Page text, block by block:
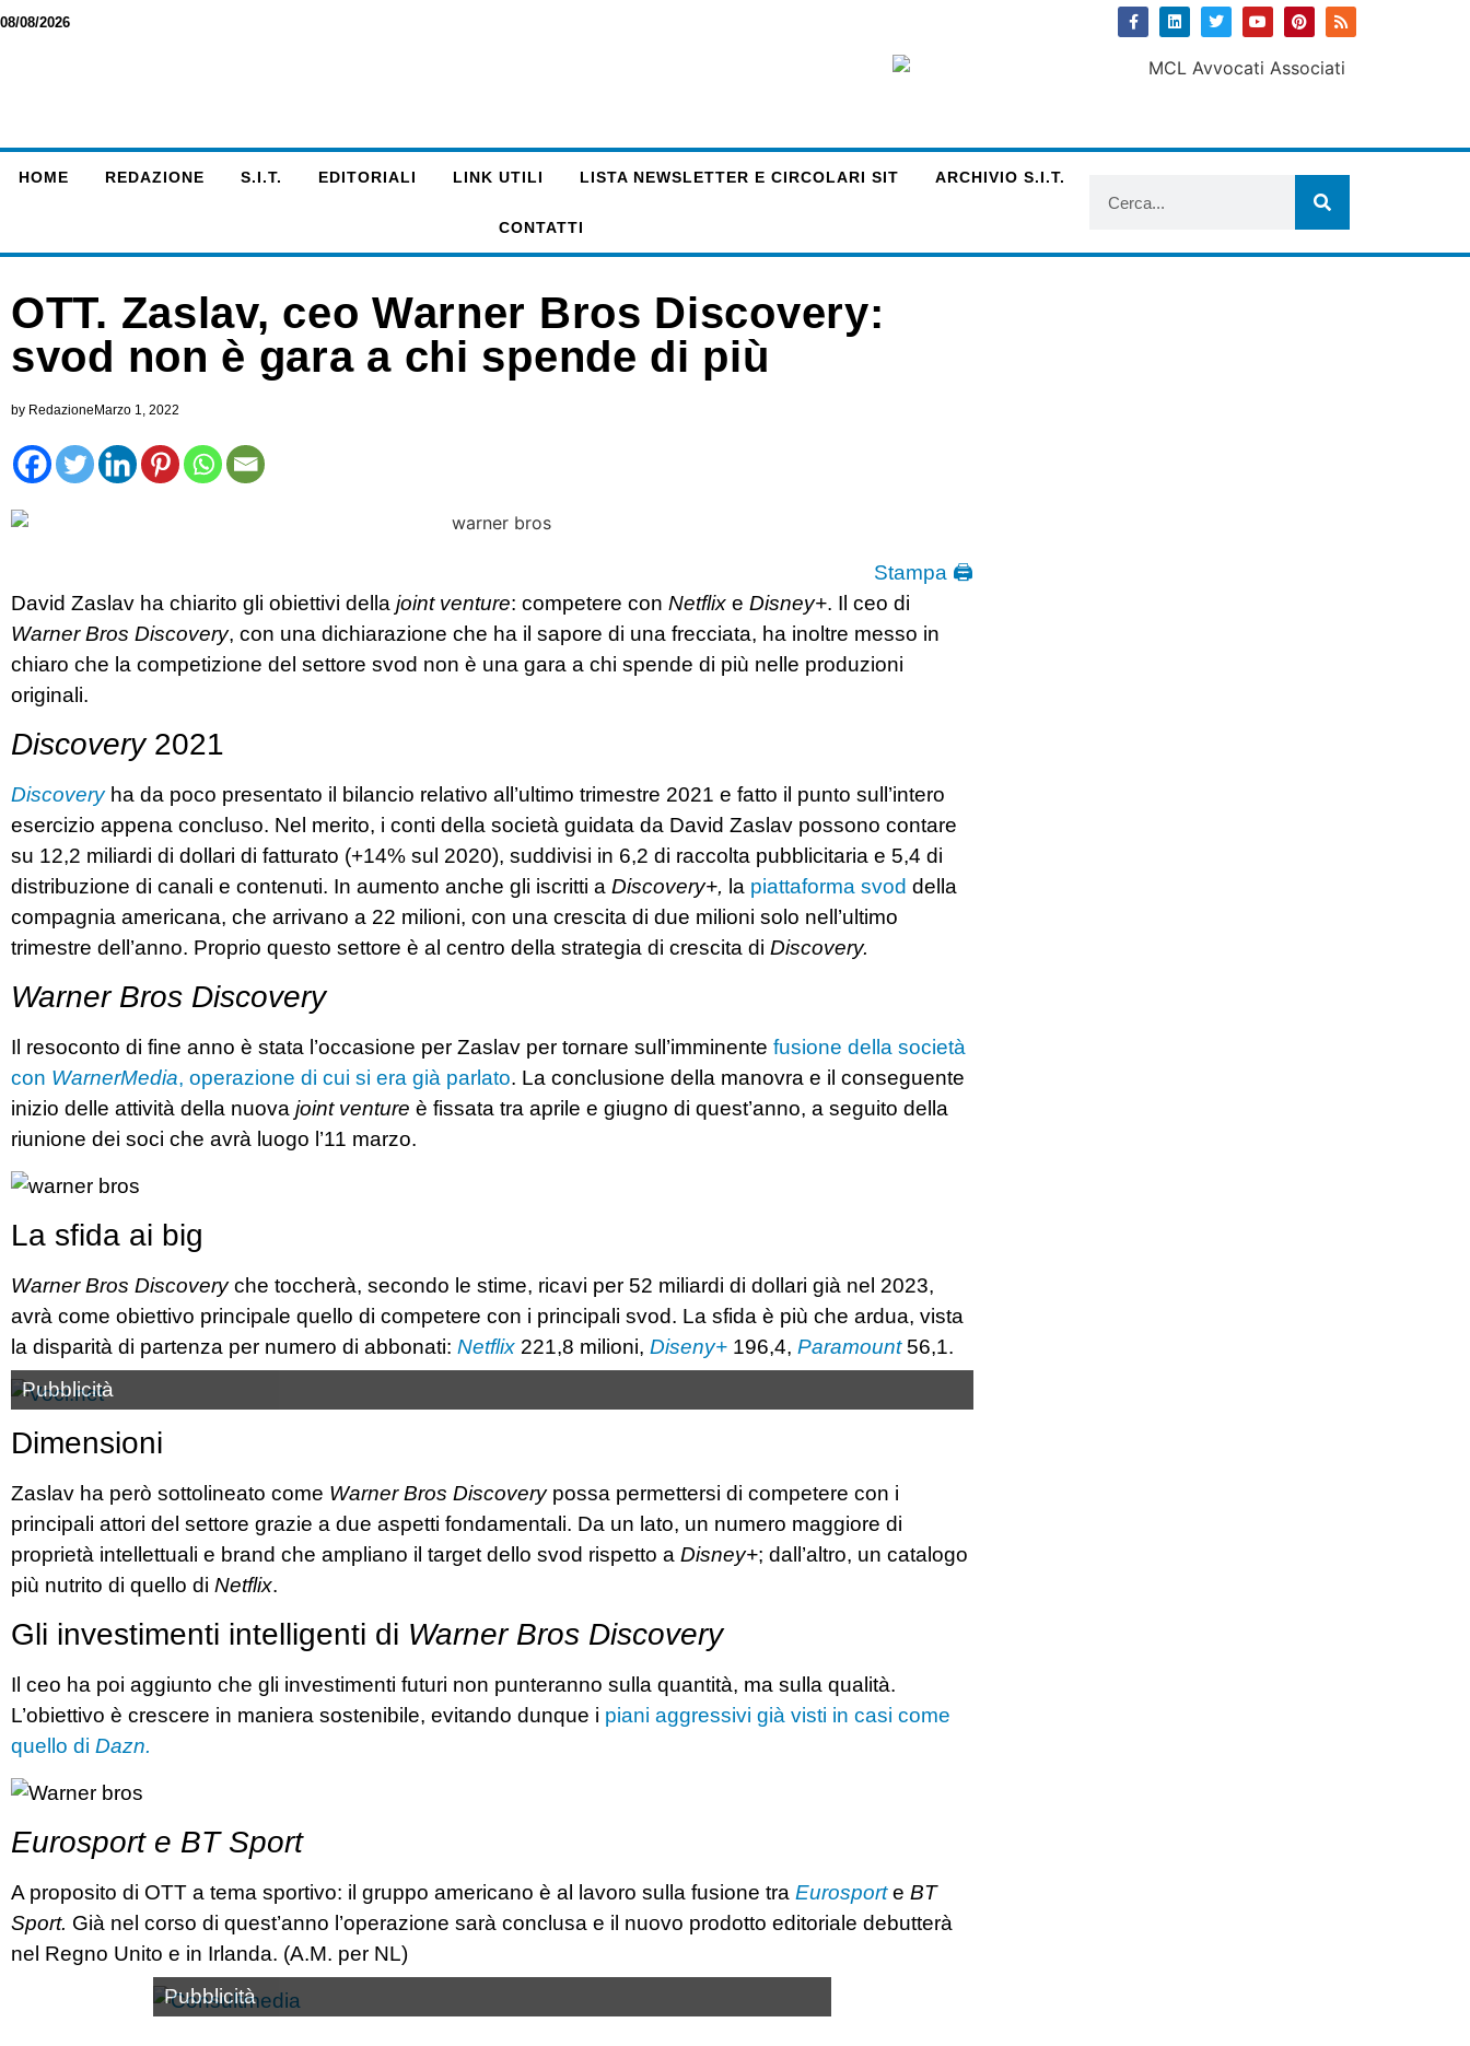
08/08/2026
HOME REDAZIONE S.I.T. EDITORIALI LINK UTILI LISTA NEWSLETTER E CIRCOLARI SIT ARCHIVIO S.I.T.
CONTATTI
OTT. Zaslav, ceo Warner Bros Discovery:
svod non è gara a chi spende di più
by Redazione Marzo 1, 2022
Stampa 🖨
David Zaslav ha chiarito gli obiettivi della joint venture: competere con Netflix e Disney+. Il ceo di
Warner Bros Discovery, con una dichiarazione che ha il sapore di una frecciata, ha inoltre messo in
chiaro che la competizione del settore svod non è una gara a chi spende di più nelle produzioni
originali.
Discovery2021
Discovery ha da poco presentato il bilancio relativo all’ultimo trimestre 2021 e fatto il punto sull’intero
esercizio appena concluso. Nel merito, i conti della società guidata da David Zaslav possono contare
su 12,2 miliardi di dollari di fatturato (+14% sul 2020), suddivisi in 6,2 di raccolta pubblicitaria e 5,4 di
distribuzione di canali e contenuti. In aumento anche gli iscritti a Discovery+, la piattaforma svod della
compagnia americana, che arrivano a 22 milioni, con una crescita di due milioni solo nell’ultimo
trimestre dell’anno. Proprio questo settore è al centro della strategia di crescita di Discovery.
Warner Bros Discovery
Il resoconto di fine anno è stata l’occasione per Zaslav per tornare sull’imminente fusione della società
con WarnerMedia, operazione di cui si era già parlato. La conclusione della manovra e il conseguente
inizio delle attività della nuova joint venture è fissata tra aprile e giugno di quest’anno, a seguito della
riunione dei soci che avrà luogo l’11 marzo.
La sfida ai big
Warner Bros Discoveryche toccherà, secondo le stime, ricavi per 52 miliardi di dollari già nel 2023,
avrà come obiettivo principale quello di competere con i principali svod. La sfida è più che ardua, vista
la disparità di partenza per numero di abbonati: Netflix 221,8 milioni, Diseny+ 196,4, Paramount 56,1.
Pubblicità
Dimensioni
Zaslav ha però sottolineato come Warner Bros Discovery possa permettersi di competere con i
principali attori del settore grazie a due aspetti fondamentali. Da un lato, un numero maggiore di
proprietà intellettuali e brand che ampliano il target dello svod rispetto a Disney+; dall’altro, un catalogo
più nutrito di quello di Netflix.
Gli investimenti intelligenti di Warner Bros Discovery
Il ceo ha poi aggiunto che gli investimenti futuri non punteranno sulla quantità, ma sulla qualità.
L’obiettivo è crescere in maniera sostenibile, evitando dunque i piani aggressivi già visti in casi come
quello di Dazn.
Eurosport e BT Sport
A proposito di OTT a tema sportivo: il gruppo americano è al lavoro sulla fusione tra Eurosporte BT
Sport. Già nel corso di quest’anno l’operazione sarà conclusa e il nuovo prodotto editoriale debutterà
nel Regno Unito e in Irlanda. (A.M. per NL)
Pubblicità